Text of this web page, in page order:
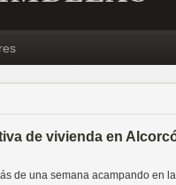
de vivienda en
de una semana acampando en la